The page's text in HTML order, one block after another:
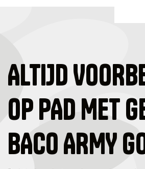
ALTIJD
OP PAD MET
BACO ARMY